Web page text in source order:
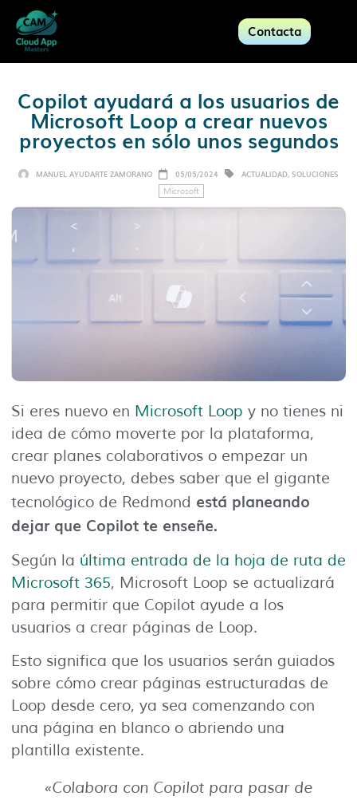
Contacta
Copilot ayudará a los usuarios de
Microsoft Loop a crear nuevos
proyectos en sólo unos segundos
MANUEL AYUDARTE ZAMORANO 05/05/2024 ACTUALIDAD, SOLUCIONES
Microsoft
Si eres nuevo en Microsoft Loop y no tienes ni
idea de cómo moverte por la plataforma,
crear planes colaborativos o empezar un
nuevo proyecto, debes saber que el gigante
tecnológico de Redmond está planeando
dejar que Copilot te enseñe.
Según la última entrada de la hoja de ruta de
Microsoft 365, Microsoft Loop se actualizará
para permitir que Copilot ayude a los
usuarios a crear páginas de Loop.
Esto significa que los usuarios serán guiados
sobre cómo crear páginas estructuradas de
Loop desde cero, ya sea comenzando con
una página en blanco o abriendo una
plantilla existente.
«Colabora con Copilot para pasar de